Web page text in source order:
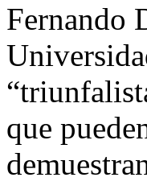
Fernando
que